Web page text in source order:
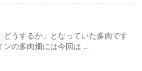
どうするか」となっていた多肉です
ンの多肉畑には今回は ...